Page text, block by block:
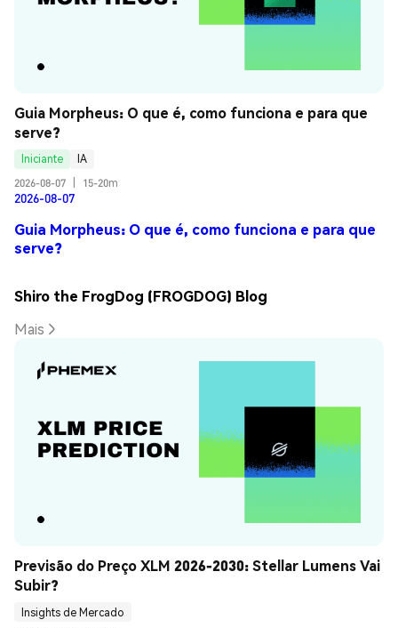
Guia Morpheus: O que é, como funciona e para que
serve?
Iniciante
IA
2026-08-07
15-20m
2026-08-07
Guia Morpheus: O que é, como funciona e para que
serve?
Shiro the FrogDog (FROGDOG) Blog
Mais
Previsão do Preço XLM 2026-2030: Stellar Lumens Vai
Subir?
Insights de Mercado